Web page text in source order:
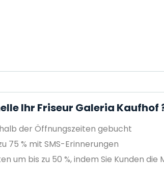
Ihr Friseur Galeria Kaufhof
der Öffnungszeiten gebucht
75 % mit SMS-Erinnerungen
um bis zu 50 %, indem Sie Kunden